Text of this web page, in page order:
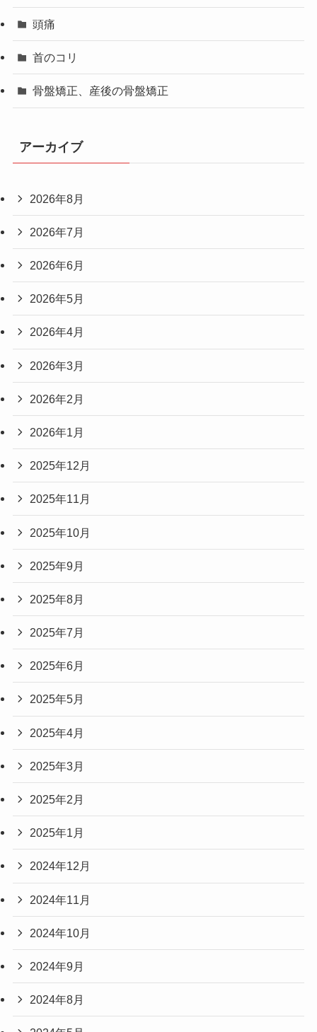
疲れや疲労・ストレス
睡眠
肩こり
腰痛
頭痛
骨盤矯正、産後の骨盤矯正
アーカイブ
2026年8月
2026年7月
2026年6月
2026年5月
2026年4月
2026年3月
2026年2月
2026年1月
2025年12月
2025年11月
2025年10月
2025年9月
2025年8月
2025年7月
2025年6月
2025年5月
2025年4月
2025年3月
2025年2月
2025年1月
2024年12月
2024年11月